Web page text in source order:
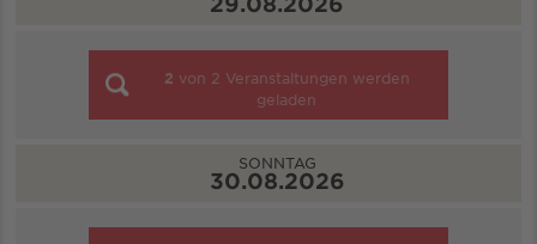
2 von 2 Veranstaltungen werden
geladen
SONNTAG
30.08.2026